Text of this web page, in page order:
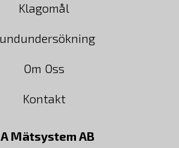
Klagomål
Om Oss
Kontakt
Mätsystem AB